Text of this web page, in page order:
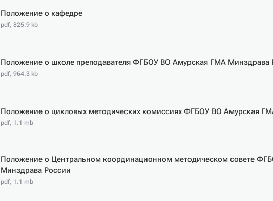
Положение о кафедре
pdf, 825.9 kb
Положение о школе преподавателя ФГБОУ ВО Амурская ГМА Минздрава
pdf, 964.3 kb
Положение о цикловых методических комиссиях ФГБОУ ВО Амурская
pdf, 1.1 mb
Положение о Центральном координационном методическом совете
Минздрава России
pdf, 1.1 mb